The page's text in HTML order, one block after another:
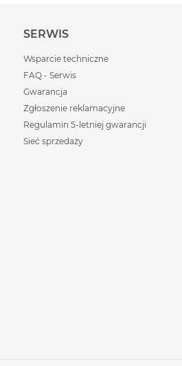
SERWIS
Wsparcie techniczne
FAQ - Serwis
Gwarancja
Zgłoszenie reklamacyjne
Regulamin 5-letniej gwarancji
Sieć sprzedaży